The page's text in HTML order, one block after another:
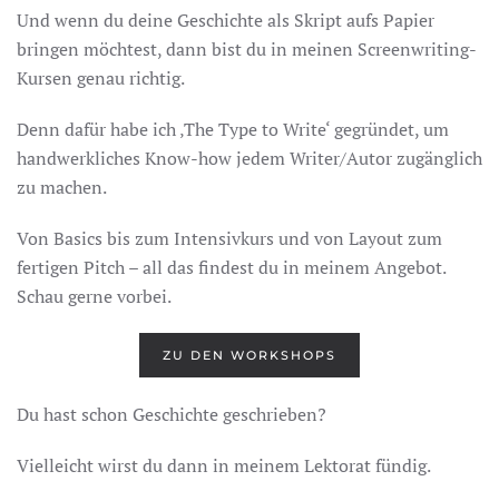
Und wenn du deine Geschichte als Skript aufs Papier
bringen möchtest, dann bist du in meinen Screenwriting-
Kursen genau richtig.
Denn dafür habe ich ‚The Type to Write‘ gegründet, um
handwerkliches Know-how jedem Writer/Autor zugänglich
zu machen.
Von Basics bis zum Intensivkurs und von Layout zum
fertigen Pitch – all das findest du in meinem Angebot.
Schau gerne vorbei.
ZU DEN WORKSHOPS
Du hast schon Geschichte geschrieben?
Vielleicht wirst du dann in meinem Lektorat fündig.